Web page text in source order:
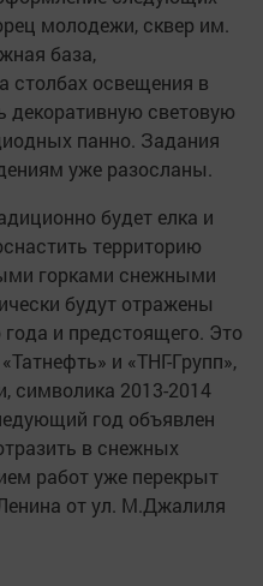
молодежи, сквер им.
база,
столбах освещения в
декоративную световую
панно. Задания
уже разосланы.
будет елка и
территорию
горками снежными
будут отражены
и предстоящего. Это
и «ТНГ-Групп»,
символика 2013-2014
год объявлен
в снежных
работ уже перекрыт
от ул. М.Джалиля